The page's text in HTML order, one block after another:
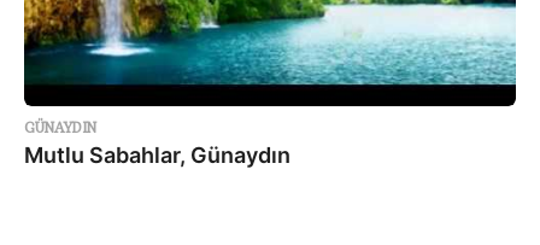
GÜNAYDIN
Mutlu Sabahlar, Günaydın